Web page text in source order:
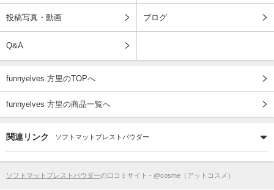
投稿写真・動画 ブログ
Q&A
funnyelves 方里のTOPへ
funnyelves 方里の商品一覧へ
関連リンク ソフトマットプレストパウダー
ソフトマットプレストパウダーの口コミサイト - @cosme（アットコスメ）